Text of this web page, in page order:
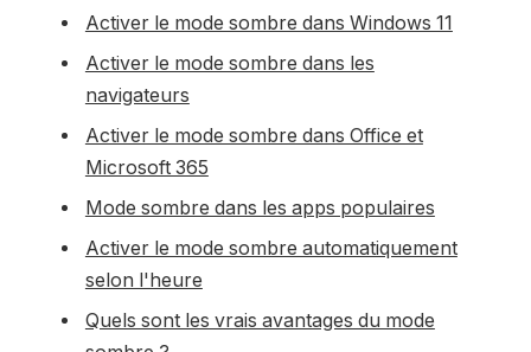
Activer le mode sombre dans Windows 11
Activer le mode sombre dans les
navigateurs
Activer le mode sombre dans Office et
Microsoft 365
Mode sombre dans les apps populaires
Activer le mode sombre automatiquement
selon l'heure
Quels sont les vrais avantages du mode